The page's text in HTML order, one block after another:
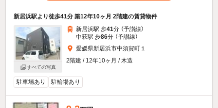
新居浜駅より徒歩41分 築12年10ヶ月 2階建の賃貸物件
すべての写真
新居浜駅 歩41分 （予讃線）
中萩駅 歩86分 （予讃線）
愛媛県新居浜市中須賀町１
2階建 / 12年10ヶ月 / 木造
駐車場あり 駐輪場あり